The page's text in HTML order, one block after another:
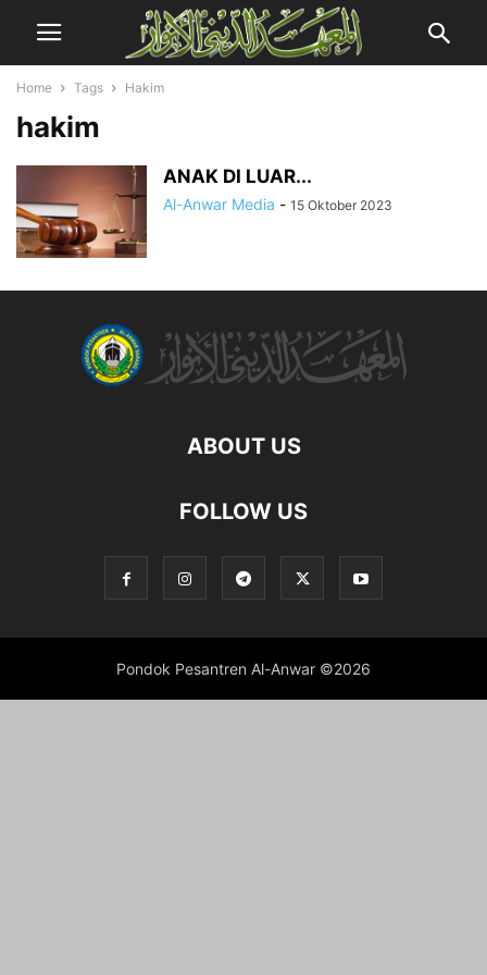
Home Tags Hakim
hakim
ANAK DI LUAR...
Al-Anwar Media - 15 Oktober 2023
ABOUT US
FOLLOW US
Pondok Pesantren Al-Anwar ©2026